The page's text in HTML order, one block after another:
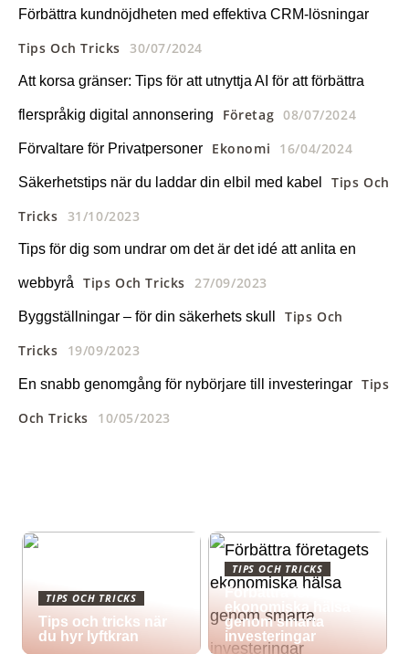
Förbättra kundnöjdheten med effektiva CRM-lösningar
Tips Och Tricks 30/07/2024
Att korsa gränser: Tips för att utnyttja AI för att förbättra
flerspråkig digital annonsering Företag 08/07/2024
Förvaltare för Privatpersoner Ekonomi 16/04/2024
Säkerhetstips när du laddar din elbil med kabel
Tips Och
Tricks 31/10/2023
Tips för dig som undrar om det är det idé att anlita en
webbyrå Tips Och Tricks 27/09/2023
Byggställningar – för din säkerhets skull
Tips Och
Tricks
19/09/2023
En snabb genomgång för nybörjare till investeringar Tips
Och Tricks
10/05/2023
TIPS OCH TRICKS
Tips och tricks när
du hyr lyftkran
TIPS OCH TRICKS
Förbättra företagets
ekonomiska hälsa
genom smarta
investeringar